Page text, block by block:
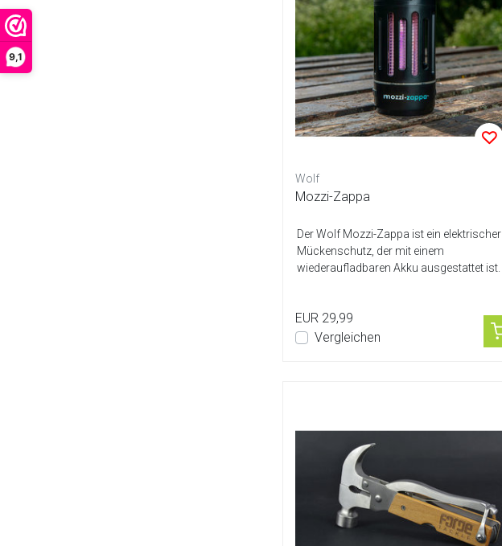
9,1
Wolf
Mozzi-Zappa
Der Wolf Mozzi-Zappa ist ein elektrischer
Mückenschutz, der mit einem
wiederaufladbaren Akku ausgestattet ist.
EUR 29,99
Vergleichen